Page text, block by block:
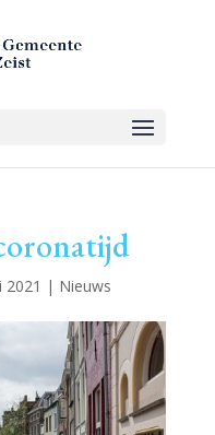
2021 | Nieuws